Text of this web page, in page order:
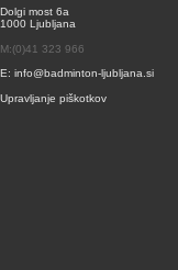
Dolgi most 6a
1000 Ljubljana
M:(0)41 323 966
E: info@badminton-ljubljana.si
Upravljanje piškotkov